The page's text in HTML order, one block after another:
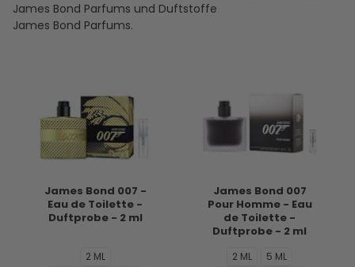
James Bond Parfums und Duftstoffe
James Bond Parfums.
James Bond 007 -
Eau de Toilette -
Duftprobe - 2 ml
2 ML
James Bond 007
Pour Homme - Eau
de Toilette -
Duftprobe - 2 ml
2 ML
5 ML